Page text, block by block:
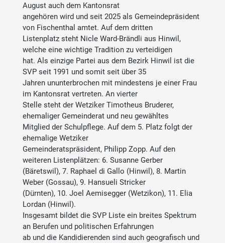
August auch dem Kantonsrat
angehören wird und seit 2025 als Gemeindepräsident
von Fischenthal amtet. Auf dem dritten
Listenplatz steht Nicle Ward-Brändli aus Hinwil,
welche eine wichtige Tradition zu verteidigen
hat. Als einzige Partei aus dem Bezirk Hinwil ist die
SVP seit 1991 und somit seit über 35
Jahren ununterbrochen mit mindestens je einer Frau
im Kantonsrat vertreten. An vierter
Stelle steht der Wetziker Timotheus Bruderer,
ehemaliger Gemeinderat und neu gewähltes
Mitglied der Schulpflege. Auf dem 5. Platz folgt der
ehemalige Wetziker
Gemeinderatspräsident, Philipp Zopp. Auf den
weiteren Listenplätzen: 6. Susanne Gerber
(Bäretswil), 7. Raphael di Gallo (Hinwil), 8. Martin
Weber (Gossau), 9. Hansueli Stricker
(Dürnten), 10. Joel Aemisegger (Wetzikon), 11. Elia
Lordan (Hinwil).
Insgesamt bildet die SVP Liste ein breites Spektrum
an Berufen und politischen Erfahrungen
ab und die Kandidierenden sind auch geografisch und